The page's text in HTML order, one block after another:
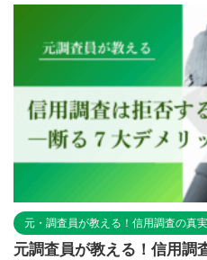
元・調査員が教える！信用調査の真実
元調査員が教える！信用調